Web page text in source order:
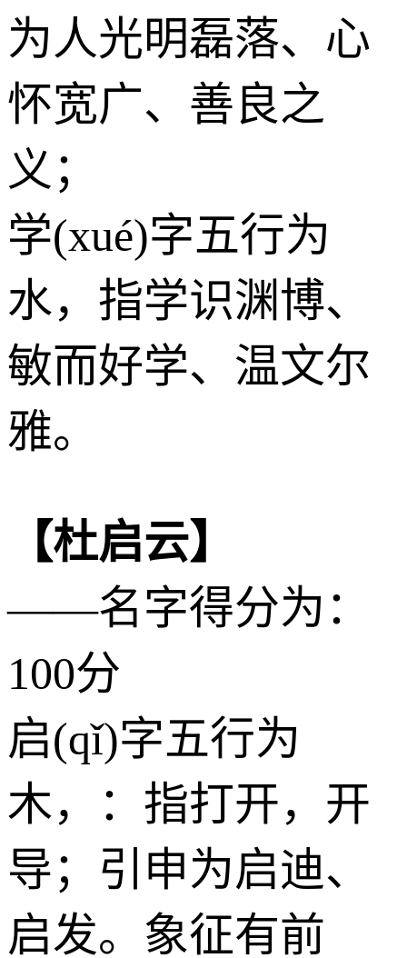
为人光明磊落、心
怀宽广、善良之
义；
学(xué)字五行为
水，指学识渊博、
敏而好学、温文尔
雅。
【杜启云】
——名字得分为：
100分
启(qǐ)字五行为
木，：指打开，开
导；引申为启迪、
启发。象征有前